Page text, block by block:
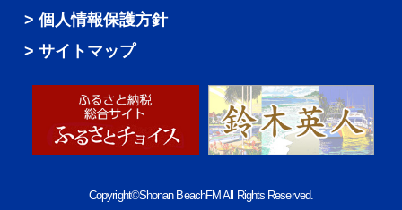
個人情報保護方針
サイトマップ
Copyright©Shonan BeachFM All Rights Reserved.